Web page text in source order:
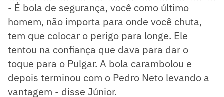
- É bola de segurança, você como último
homem, não importa para onde você chuta,
tem que colocar o perigo para longe. Ele
tentou na confiança que dava para dar o
toque para o Pulgar. A bola carambolou e
depois terminou com o Pedro Neto levando a
vantagem - disse Júnior.